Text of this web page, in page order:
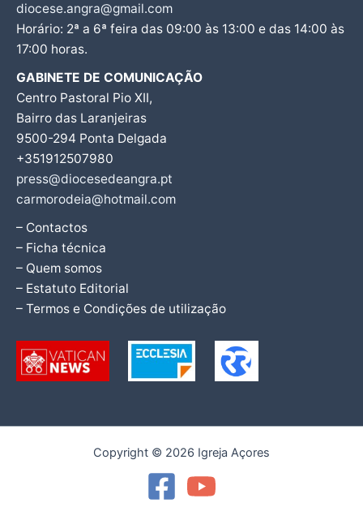
diocese.angra@gmail.com
Horário: 2ª a 6ª feira das 09:00 às 13:00 e das 14:00 às
17:00 horas.
GABINETE DE COMUNICAÇÃO
Centro Pastoral Pio XII,
Bairro das Laranjeiras
9500-294 Ponta Delgada
+351912507980
press@diocesedeangra.pt
carmorodeia@hotmail.com
– Contactos
– Ficha técnica
– Quem somos
– Estatuto Editorial
– Termos e Condições de utilização
Copyright © 2026 Igreja Açores